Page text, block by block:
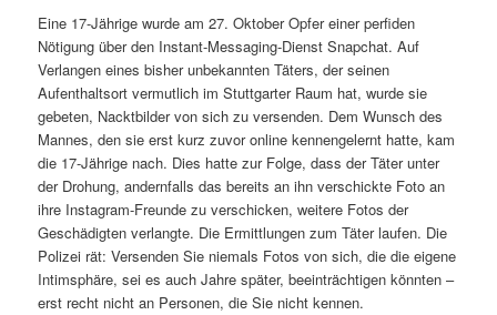
Eine 17-Jährige wurde am 27. Oktober Opfer einer perfiden
Nötigung über den Instant-Messaging-Dienst Snapchat. Auf
Verlangen eines bisher unbekannten Täters, der seinen
Aufenthaltsort vermutlich im Stuttgarter Raum hat, wurde sie
gebeten, Nacktbilder von sich zu versenden. Dem Wunsch des
Mannes, den sie erst kurz zuvor online kennengelernt hatte, kam
die 17-Jährige nach. Dies hatte zur Folge, dass der Täter unter
der Drohung, andernfalls das bereits an ihn verschickte Foto an
ihre Instagram-Freunde zu verschicken, weitere Fotos der
Geschädigten verlangte. Die Ermittlungen zum Täter laufen. Die
Polizei rät: Versenden Sie niemals Fotos von sich, die die eigene
Intimsphäre, sei es auch Jahre später, beeinträchtigen könnten –
erst recht nicht an Personen, die Sie nicht kennen.